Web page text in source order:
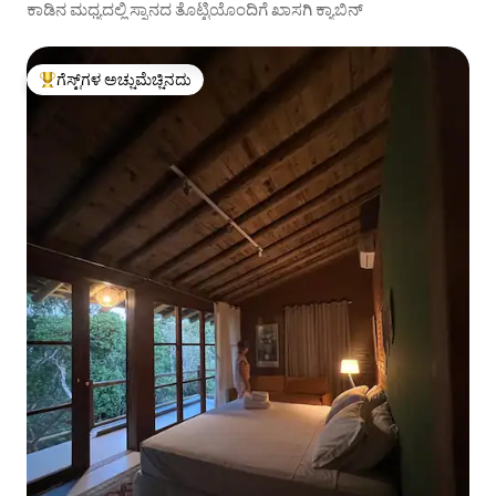
ಕಾಡಿನ ಮಧ್ಯದಲ್ಲಿ ಸ್ನಾನದ ತೊಟ್ಟಿಯೊಂದಿಗೆ ಖಾಸಗಿ ಕ್ಯಾಬಿನ್
ಗೆಸ್ಟ್‌ಗಳಿಗೆ ಅತಿ ಹೆಚ್ಚು ಅಚ್ಚುಮೆಚ್ಚಿನದು
ಗೆಸ್ಟ್‌ಗಳ ಅಚ್ಚುಮೆಚ್ಚಿನದು